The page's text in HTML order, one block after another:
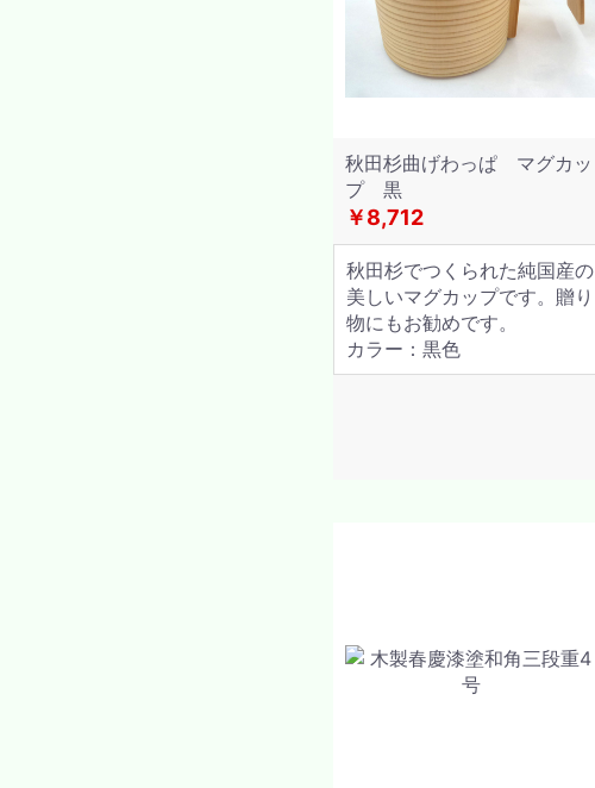
秋田杉曲げわっぱ マグカッ
プ 黒
￥8,712
秋田杉でつくられた純国産の
美しいマグカップです。贈り
物にもお勧めです。
カラー：黒色